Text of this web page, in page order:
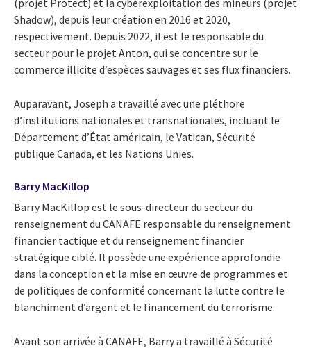
(projet Protect) et la cyberexploitation des mineurs (projet
Shadow), depuis leur création en 2016 et 2020,
respectivement. Depuis 2022, il est le responsable du
secteur pour le projet Anton, qui se concentre sur le
commerce illicite d’espèces sauvages et ses flux financiers.
Auparavant, Joseph a travaillé avec une pléthore
d’institutions nationales et transnationales, incluant le
Département d’État américain, le Vatican, Sécurité
publique Canada, et les Nations Unies.
Barry MacKillop
Barry MacKillop est le sous-directeur du secteur du
renseignement du CANAFE responsable du renseignement
financier tactique et du renseignement financier
stratégique ciblé. Il possède une expérience approfondie
dans la conception et la mise en œuvre de programmes et
de politiques de conformité concernant la lutte contre le
blanchiment d’argent et le financement du terrorisme.
Avant son arrivée à CANAFE, Barry a travaillé à Sécurité